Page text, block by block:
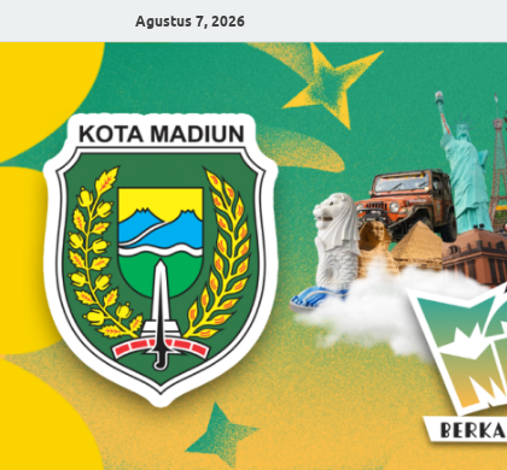
Agustus 7, 2026